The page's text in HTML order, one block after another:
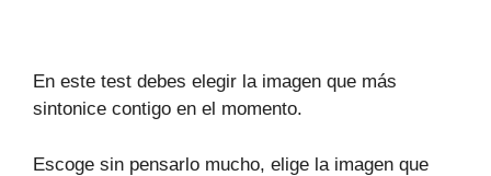
En este test debes elegir la imagen que más
sintonice contigo en el momento.
Escoge sin pensarlo mucho, elige la imagen que